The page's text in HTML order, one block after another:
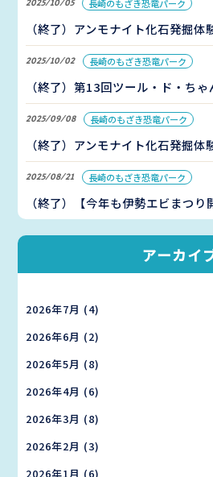
2025/10/05 長崎のもざき恐竜パーク
（終了）アンモナイト化石発掘
2025/10/02 長崎のもざき恐竜パーク
（終了）第13回ツール・ド・ち
2025/09/08 長崎のもざき恐竜パーク
（終了）アンモナイト化石発掘
2025/08/21 長崎のもざき恐竜パーク
（終了）【今年も伊勢エビまつ
アーカイ
2026年7月 (4)
2026年6月 (2)
2026年5月 (8)
2026年4月 (6)
2026年3月 (8)
2026年2月 (3)
2026年1月 (6)